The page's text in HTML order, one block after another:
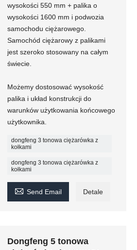
wysokości 550 mm + palika o
wysokości 1600 mm i podwozia
samochodu ciężarowego.
Samochód ciężarowy z palikami
jest szeroko stosowany na całym
świecie.
Możemy dostosować wysokość
palika i układ konstrukcji do
warunków użytkowania końcowego
użytkownika.
dongfeng 3 tonowa ciężarówka z
kołkami
dongfeng 3 tonowa ciężarówka z
kołkami
 Send Email Detale
Dongfeng 5 tonowa